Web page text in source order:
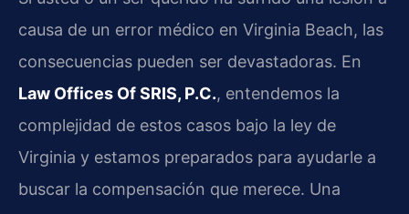
causa de un error médico en Virginia Beach, las
consecuencias pueden ser devastadoras. En
Law Offices Of SRIS, P.C., entendemos la
complejidad de estos casos bajo la ley de
Virginia y estamos preparados para ayudarle a
buscar la compensación que merece. Una